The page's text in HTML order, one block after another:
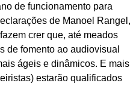
de funcionamento para
de Manoel Rangel,
crer que, até meados
de fomento ao audiovisual
ágeis e dinâmicos. E mais
estarão qualificados